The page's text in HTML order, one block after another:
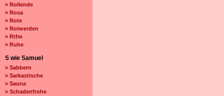
» Rollende
» Rosa
» Rote
» Rotwerden
» Rtfm
» Ruhe
S wie Samuel
» Sabbern
» Sarkastische
» Sauna
» Schadenfrohe